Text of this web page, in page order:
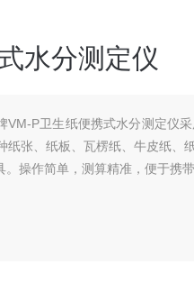
水分测定仪
VM-P卫生纸便携式水分测定仪
纸张、纸板、瓦楞纸、牛皮纸、
操作简单，测算精准，便于携带